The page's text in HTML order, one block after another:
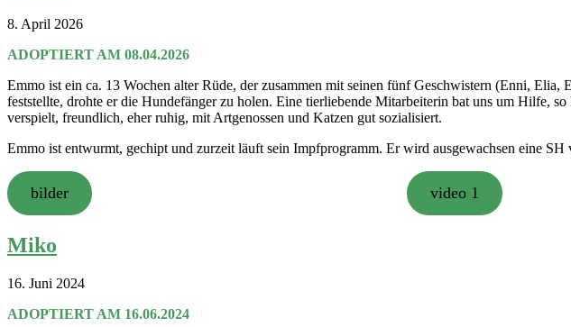
8. April 2026
ADOPTIERT AM 08.04.2026
Emmo ist ein ca. 13 Wochen alter Rüde, der zusammen mit seinen fünf Geschwistern (Enni,
feststellte, drohte er die Hundefänger zu holen. Eine tierliebende Mitarbeiterin bat uns um Hilfe,
verspielt, freundlich, eher ruhig, mit Artgenossen und Katzen gut sozialisiert.
Emmo ist entwurmt, gechipt und zurzeit läuft sein Impfprogramm. Er wird ausgewachsen eine
bilder video 1
Miko
16. Juni 2024
ADOPTIERT AM 16.06.2024